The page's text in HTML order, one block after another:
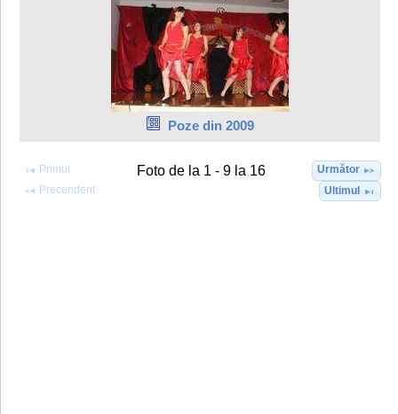
Poze din 2009
Primul
Precendent
Foto de la 1 - 9 la 16
Următor
Ultimul